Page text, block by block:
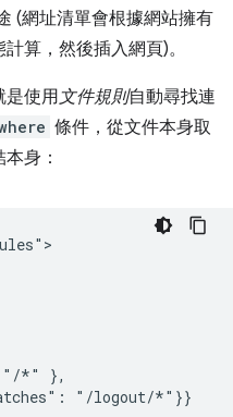
(網址清單會根據網站擁有
算，然後插入網頁)。
是使用文件規則自動尋找連
條件，從文件本身取
身：
*" },
"/logout/*"}}